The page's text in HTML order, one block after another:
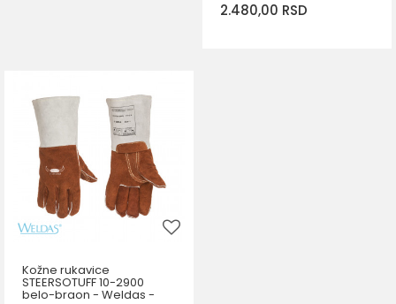
2.480,00 RSD
Kožne rukavice
STEERSOTUFF 10-2900
belo-braon - Weldas -